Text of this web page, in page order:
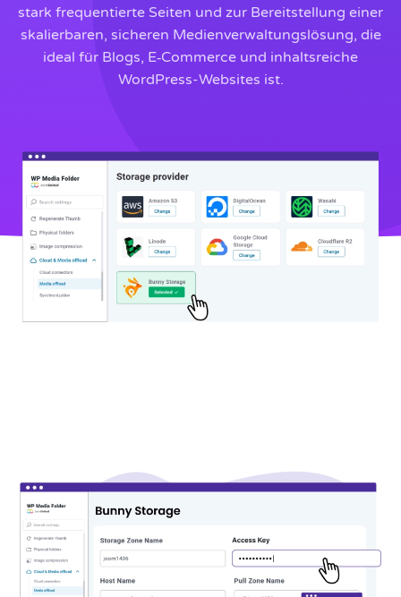
stark frequentierte Seiten und zur Bereitstellung einer
skalierbaren, sicheren Medienverwaltungslösung, die
ideal für Blogs, E‑Commerce und inhaltsreiche
WordPress-Websites ist.